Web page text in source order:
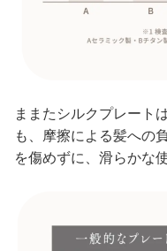
ままたシルクプレート
も、摩擦による髪への
を傷めずに、滑らかな